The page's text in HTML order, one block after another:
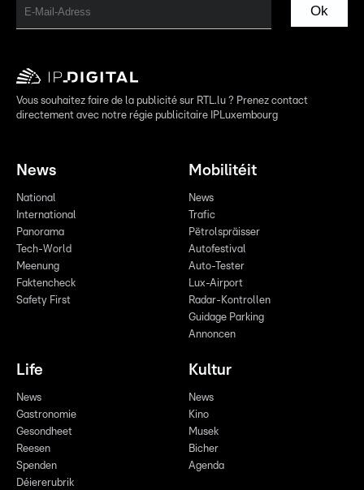
Ok
Vous souhaitez faire de la publicité sur RTL.lu ? Prenez contact
directement avec notre régie publicitaire IPLuxembourg
News
National
International
Panorama
Tech-World
Meenung
Faktencheck
Safety First
Mobilitéit
News
Trafic
Pëtrolspräisser
Autofestival
Auto-Tester
Lux-Airport
Radar-Kontrollen
Guidage Parking
Annoncen
Life
News
Gastronomie
Gesondheet
Reesen
Spenden
Déiererubrik
Kultur
News
Kino
Musek
Bicher
Agenda